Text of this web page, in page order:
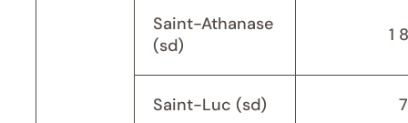
Saint-Athanase
(sd)
1
Saint-Luc (sd)